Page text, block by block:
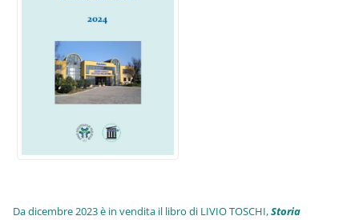
Da dicembre 2023 è in vendita il libro di LIVIO TOSCHI,Storia